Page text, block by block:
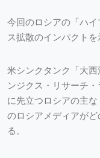
今回のロシアの「ハ
ス拡散のインパクトを
米シンクタンク「大
ンジクス・リサーチ
に先立つロシアの主
のロシアメディアが
る。